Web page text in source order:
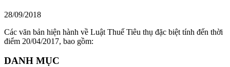
28/09/2018
Các văn bản hiện hành về Luật Thuế Tiêu thụ đặc biệt tính đến thời
điểm 20/04/2017, bao gồm:
DANH MỤC